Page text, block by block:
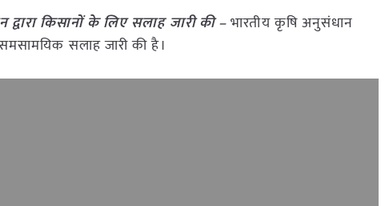
किसानों के लिए सलाह जारी की –भारतीय कृषि अनुसंधान
सलाह जारी की है।